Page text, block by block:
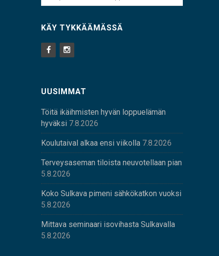
KÄY TYKKÄÄMÄSSÄ
UUSIMMAT
Töitä ikäihmisten hyvän loppuelämän
hyväksi 7.8.2026
Koulutaival alkaa ensi viikolla 7.8.2026
Terveysaseman tiloista neuvotellaan pian
5.8.2026
Koko Sulkava pimeni sähkökatkon vuoksi
5.8.2026
Mittava seminaari isovihasta Sulkavalla
5.8.2026